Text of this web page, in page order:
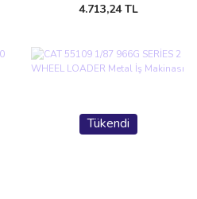
4.713,24 TL
Tükendi